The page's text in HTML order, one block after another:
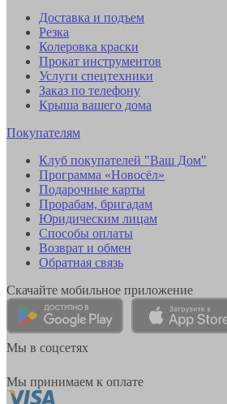
Доставка и подъем
Резка
Колеровка краски
Прокат инструментов
Услуги спецтехники
Заказ по телефону
Крыша вашего дома
Покупателям
Клуб покупателей "Ваш Дом"
Программа «Новосёл»
Подарочные карты
Прорабам, бригадам
Юридическим лицам
Способы оплаты
Возврат и обмен
Обратная связь
Скачайте мобильное приложение
Мы в соцсетях
Мы принимаем к оплате